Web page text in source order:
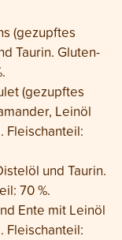
(gezupftes
Taurin. Gluten-
(gezupftes
Leinöl
Fleischanteil:
und Taurin.
70 %.
Ente mit Leinöl
Fleischanteil: